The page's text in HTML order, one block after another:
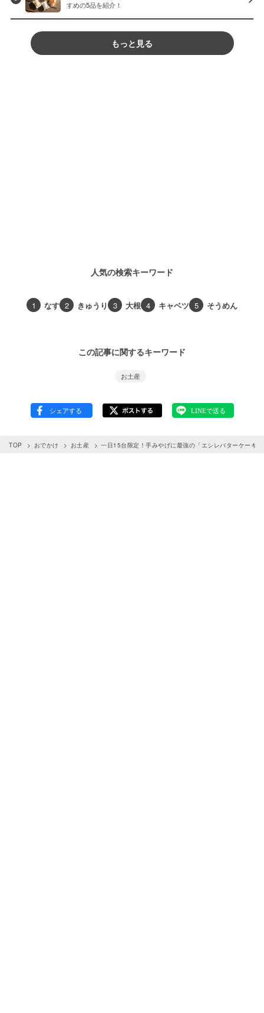
すめの5品を紹介！
もっと見る
人気の検索キーワード
1 なす 2 きゅうり 3 大根 4 キャベツ 5 そうめん
この記事に関するキーワード
お土産
TOP おでかけ お土産 一日15台限定！手みやげに最強の「エシレバターケーキ